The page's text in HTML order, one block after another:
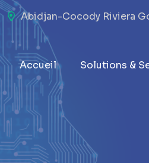
Abidjan-Cocody Riviera
Accueil Solutions &